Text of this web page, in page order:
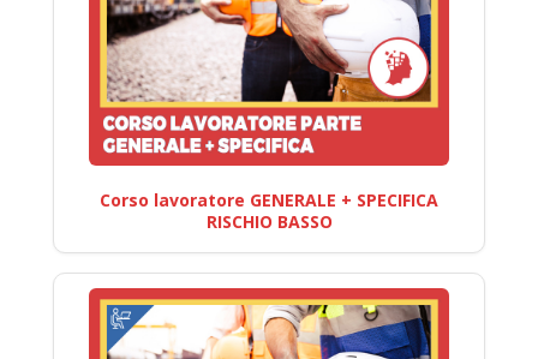
Corso lavoratore GENERALE + SPECIFICA
RISCHIO BASSO